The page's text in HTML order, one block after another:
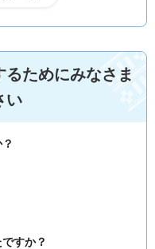
ためにみなさま
い
すか？